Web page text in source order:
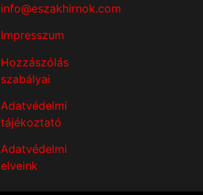
info@eszakhirnok.com
Impresszum
Hozzászólás
szabályai
Adatvédelmi
tájékoztató
Adatvédelmi
elveink